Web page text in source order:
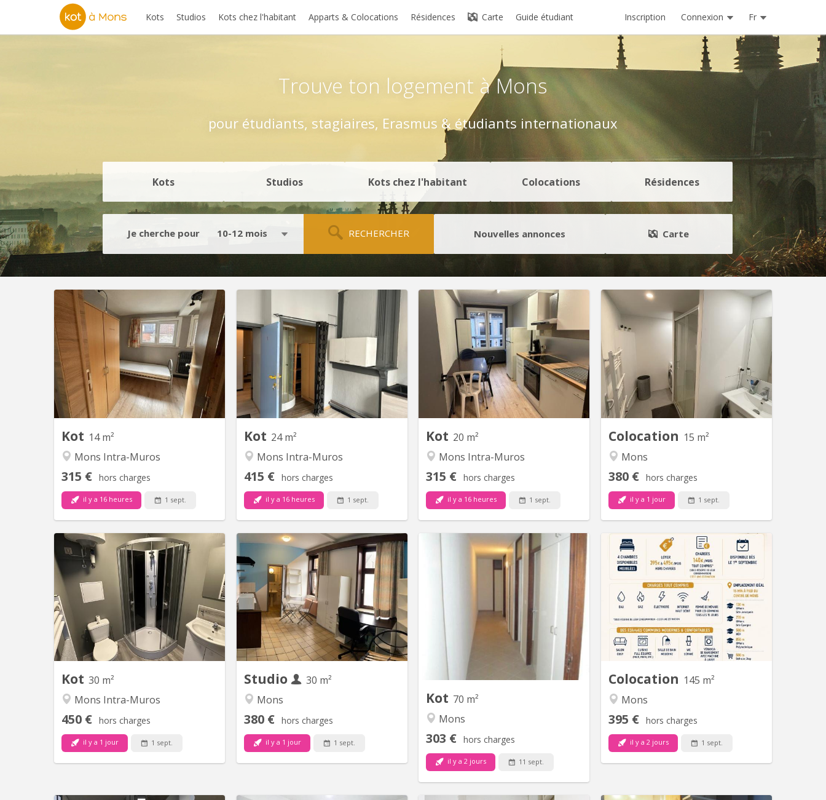
Kots Studios Kots chez l'habitant Apparts & Colocations Résidences Carte Guide étudiant Inscription Connexion Fr
Trouve ton logement à Mons
pour étudiants, stagiaires, Erasmus & étudiants internationaux
Kots Studios Kots chez l'habitant Colocations Résidences
Je cherche pour 10-12 mois RECHERCHER Nouvelles annonces Carte
Kot 14 m²
Mons Intra-Muros
315 € hors charges
il y a 16 heures 1 sept.
KM 2376
1 kot comprenant lavabo. Douche et
cuisine commune pour 2 locataires.
Loyer 315, 00€ toutes charges
comprises (sauf internet +/-15€ par
mois). 11 mois de location minimum. 2
mois de garantie locative.
Kot 24 m²
Mons Intra-Muros
415 € hors charges
il y a 16 heures 1 sept.
KM 2089
kots individuels equipes douche et
kitchinette. Loyer 415, 00€ toutes
charges comprises (sauf internet
+/-15€ par mois). 11 mois de location
minimum. 2 mois de garantie locative.
Kot 20 m²
Mons Intra-Muros
315 € hors charges
il y a 16 heures 1 sept.
KM 2091
1 kot comprenant lavabo. Douche et
cuisine commune pour 2 locataires.
Loyer 315, 00€ toutes charges
comprises (sauf internet +/-15€ par
mois). 11 mois de location minimum. 2
mois de garantie locative.
Colocation 15 m²
Mons
380 € hors charges
il y a 1 jour 1 sept.
KM 1869
3 Chambres à louer pour étudiantes en
face des écoles UMONS et HEH. Déjà
deux chambre loué par deux filles et
cherche une troisième étudiante pour
la dernière chambre du 1er étage. Salle
de bain avec douche et machine à
laver. Cuisine équipée à partager.
Kot 30 m²
Mons Intra-Muros
450 € hors charges
il y a 1 jour 1 sept.
KM 1899
Beau petit studio individuelle à louer
Sdb et cuisine privative Uniquement
pour Etudiant avec garanties des
parents . Pas de domiciliation. Infos :
0033 6 14 42 19 67
Studio
30 m²
Mons
380 € hors charges
il y a 1 jour 1 sept.
KM 2187
Studio à louer Studio meublé se situant
rue du pourcelet 65 possédant un
séjour (avec un coin cuisine, un coin
bureau et un coin chambre), sdb + wc
(tout privatif) AINSI qu’un beau jardin
de 60m2 sans vis-à-vis. Le loyer est de
400 euros charges communes
comprises MAIS compteurs au nom
Kot 70 m²
Mons
303 € hors charges
il y a 2 jours 11 sept.
KM 354
Appartement spacieux avec 3
Idéalement situé non loin de
l'université de UCL Mons et de la haute
école HELHa, le "domaine les
bruyeres" est un parc de plus de 2
hectares qui offre aux étudiants un
cadre de vie calme et verdoyant à
proximité immédiate de...
Colocation 145 m²
Mons
395 € hors charges
il y a 2 jours 1 sept.
KM 2375
4 chambres de dispo dans une
colocation entièrement rénovée à
Mons Les espaces communs : - Salon
cosy - Cuisine full équipée (four, frigo,
etc. ) - Salle de bain moderne WC
séparé - veranda de rangement avec
machine à lavé Infos pratiques :
Maison fraîchement rénovée, bien